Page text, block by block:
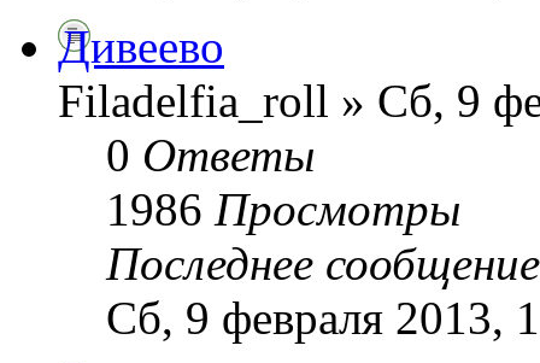
Дивеево
Filadelfia_roll » Сб, 9
0 Ответы
1986 Просмотры
Последнее
Сб, 9 февраля 2013,